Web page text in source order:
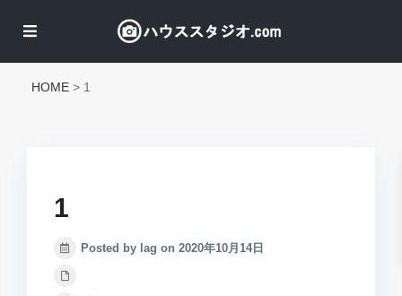
HOME > 1
1
Posted by lag on 2020年10月14日